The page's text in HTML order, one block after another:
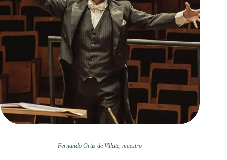
Fernando Ortiz de Villate, maestro